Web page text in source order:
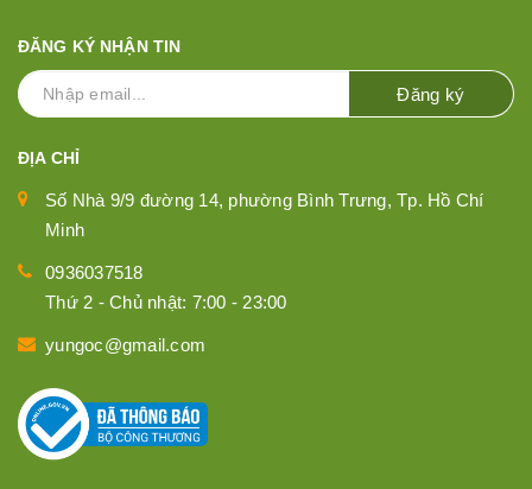
ĐĂNG KÝ NHẬN TIN
Đăng ký
ĐỊA CHỈ
Số Nhà 9/9 đường 14, phường Bình Trưng, Tp. Hồ Chí
Minh
0936037518
Thứ 2 - Chủ nhật: 7:00 - 23:00
yungoc@gmail.com